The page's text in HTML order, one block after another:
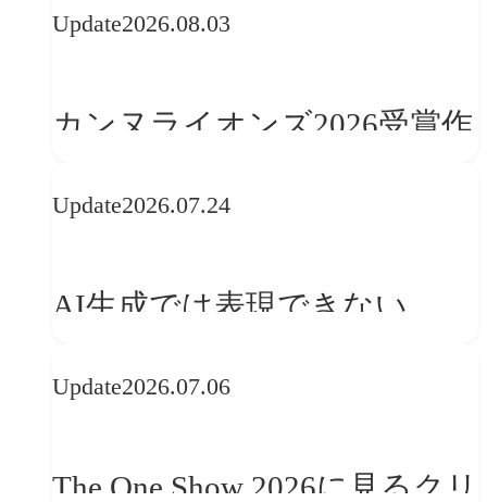
Update2026.08.03
カンヌライオンズ2026受賞作
──「優れたブランド体験」
か
Update2026.07.24
AI生成では表現できない
望
Update2026.07.06
The One Show 2026に見るクリ